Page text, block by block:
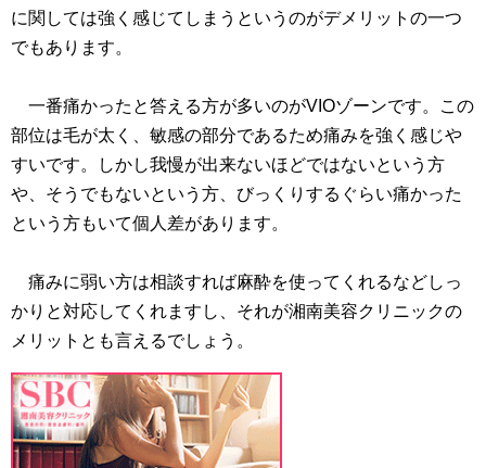
に関しては強く感じてしまうというのがデメリットの一つ
でもあります。
一番痛かったと答える方が多いのがVIOゾーンです。この
部位は毛が太く、敏感の部分であるため痛みを強く感じや
すいです。しかし我慢が出来ないほどではないという方
や、そうでもないという方、びっくりするぐらい痛かった
という方もいて個人差があります。
痛みに弱い方は相談すれば麻酔を使ってくれるなどしっ
かりと対応してくれますし、それが湘南美容クリニックの
メリットとも言えるでしょう。